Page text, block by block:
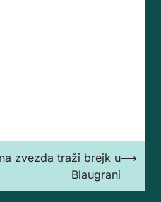
zvezda traži brejk u
Blaugrani
⟶